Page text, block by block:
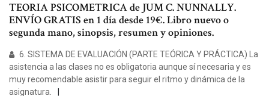
TEORIA PSICOMETRICA de JUM C. NUNNALLY.
ENVÍO GRATIS en 1 día desde 19€. Libro nuevo o
segunda mano, sinopsis, resumen y opiniones.
6. SISTEMA DE EVALUACIÓN (PARTE TEÓRICA Y PRÁCTICA) La
asistencia a las clases no es obligatoria aunque sí necesaria y es
muy recomendable asistir para seguir el ritmo y dinámica de la
asignatura.